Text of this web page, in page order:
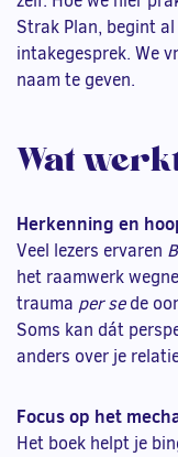
Strak Plan, begint
intakegesprek. We
naam te geven.
Wat
Herkenning en
Veel lezers ervaren
het raamwerk
trauma per sede
Soms kan dát
anders over je
Focus op het
Het boek helpt je